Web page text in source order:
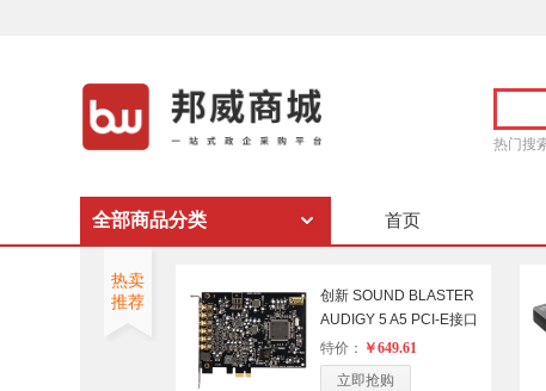
热门搜
全部商品分类 首页
热卖
推荐
创新 SOUND BLASTER
AUDIGY 5 A5 PCI-E接口
专业网络K歌游戏录音声
卡游戏音乐好伴侣
特价： ￥649.61
立即抢购